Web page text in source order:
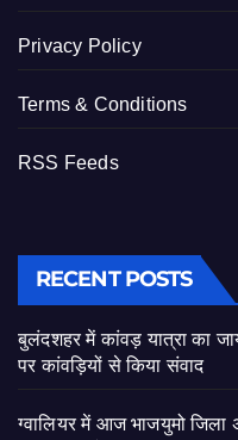
Privacy Policy
Terms & Conditions
RSS Feeds
RECENT POSTS
बुलंदशहर में कांवड़ यात्रा का
पर कांवड़ियों से किया संवाद
ग्वालियर में आज भाजयुमो जिला